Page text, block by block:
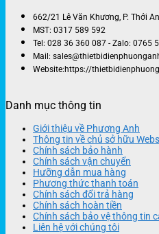
662/21 Lê Văn Khương, P. Thới
MST: 0317 589 592
Tel: 028 36 360 087 - Zalo: 0765
Mail:
Website:https://
Danh mục thông tin
Giới thiệu về Phương Anh
Thông tin về chủ sở hữu
Chính sách bảo hành
Chính sách vận chuyển
Hưỡng dẫn mua hàng
Phương thức thanh toán
Chính sách đổi trả hàng
Chính sách hoàn tiền
Chính sách bảo vệ thông tin
Liên hệ với chúng tôi